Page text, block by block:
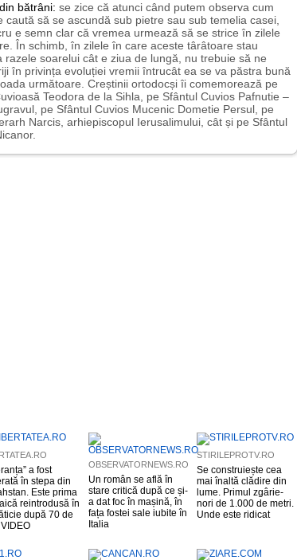
din bătrâni: se zice că atunci când putem observa cum
caută să se ascundă sub pietre sau sub temelia casei,
e semn clar că vremea urmează să se strice în zilele
În schimb, în zilele în care aceste târâtoare stau
razele soarelui cât e ziua de lungă, nu trebuie să ne
în privința evoluției vremii întrucât ea se va păstra bună
următoare. Creștinii ortodocși îi comemorează pe
Teodora de la Sihla, pe Sfântul Cuvios Pafnutie –
pe Sfântul Cuvios Mucenic Dometie Persul, pe
Narcis, arhiepiscopul Ierusalimului, cât și pe Sfântul
a fost
în stepa din
Este prima
reintrodusă în
după 70 de
OBSERVATORNEWS.RO
Un român se află în
stare critică după ce și-
a dat foc în mașină, în
fața fostei sale iubite în
Italia
STIRILEPROTV.RO
Se construiește cea
mai înaltă clădire din
lume. Primul zgârie-
nori de 1.000 de metri.
Unde este ridicat